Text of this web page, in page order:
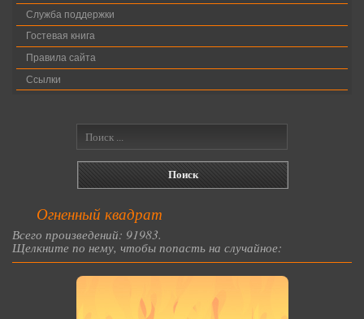
Служба поддержки
Гостевая книга
Правила сайта
Ссылки
Огненный квадрат
Всего произведений: 91983.
Щелкните по нему, чтобы попасть на случайное: